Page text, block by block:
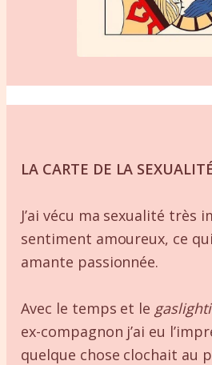
LA CARTE DE LA
J’ai vécu ma sexualité très
sentiment amoureux, ce
amante passionnée.
Avec le temps et le
ex-compagnon j’ai eu
quelque chose clochait au